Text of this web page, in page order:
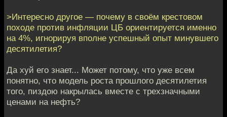
>Интересно другое — почему в своём крестовом
походе против инфляции ЦБ ориентируется именно
на 4%, игнорируя вполне успешный опыт минувшего
десятилетия?
Да хуй его знает... Может потому, что уже всем
понятно, что модель роста прошлого десятилетия
того, пиздою накрылась вместе с трехзначными
ценами на нефть?